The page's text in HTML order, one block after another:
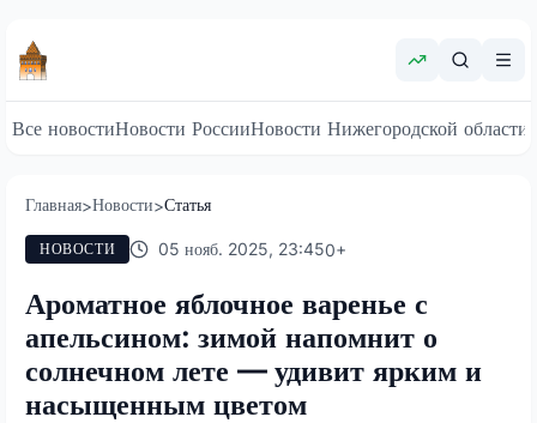
Все новостиНовости РоссииНовости Нижегородской области
Главная>Новости>Статья
НОВОСТИ 05 нояб. 2025, 23:450+
Ароматное яблочное варенье с
апельсином: зимой напомнит о
солнечном лете — удивит ярким и
насыщенным цветом